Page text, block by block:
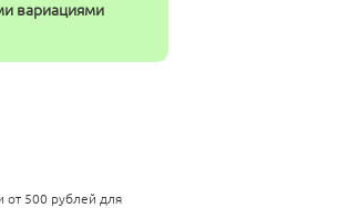
вариациями
от 500 рублей для